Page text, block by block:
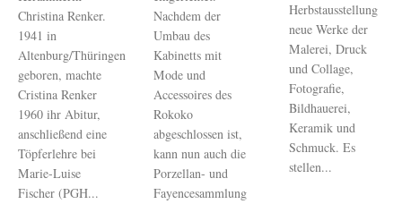
Christina Renker.
1941 in
Altenburg/Thüringen
geboren, machte
Cristina Renker
1960 ihr Abitur,
anschließend eine
Töpferlehre bei
Marie-Luise
Fischer (PGH...
Nachdem der
Umbau des
Kabinetts mit
Mode und
Accessoires des
Rokoko
abgeschlossen ist,
kann nun auch die
Porzellan- und
Fayencesammlung
Herbstausstellung
neue Werke der
Malerei, Druck
und Collage,
Fotografie,
Bildhauerei,
Keramik und
Schmuck. Es
stellen...